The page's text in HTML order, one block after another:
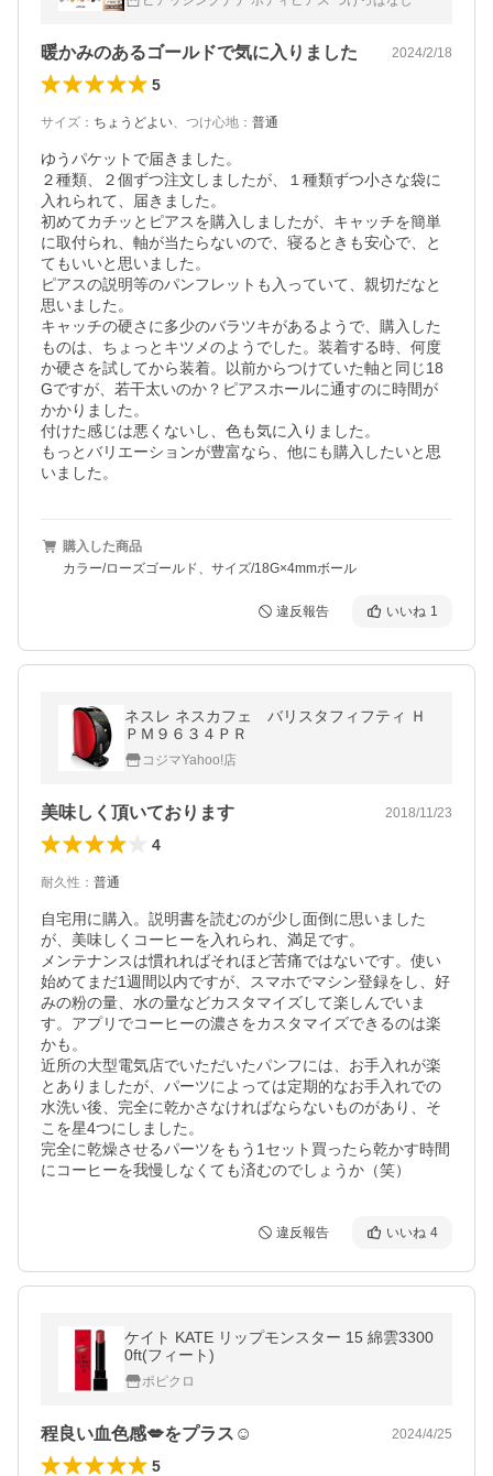
40代 50代 60代
暖かみのあるゴールドで気に入りました 2024/2/18
5
サイズ ： ちょうどよい、 つけ心地 ： 普通
ゆうパケットで届きました。
２種類、２個ずつ注文しましたが、１種類ずつ小さな袋に
入れられて、届きました。
初めてカチッとピアスを購入しましたが、キャッチを簡単
に取付られ、軸が当たらないので、寝るときも安心で、と
てもいいと思いました。
ピアスの説明等のパンフレットも入っていて、親切だなと
思いました。
キャッチの硬さに多少のバラツキがあるようで、購入した
ものは、ちょっとキツメのようでした。装着する時、何度
か硬さを試してから装着。以前からつけていた軸と同じ18
Gですが、若干太いのか？ピアスホールに通すのに時間が
かかりました。
付けた感じは悪くないし、色も気に入りました。
もっとバリエーションが豊富なら、他にも購入したいと思
いました。
購入した商品
カラー/ローズゴールド、サイズ/18G×4mmボール
違反報告 いいね 1
ネスレ ネスカフェ バリスタフィフティ Ｈ
ＰＭ９６３４ＰＲ
コジマYahoo!店
美味しく頂いております 2018/11/23
4
耐久性 ： 普通
自宅用に購入。説明書を読むのが少し面倒に思いました
が、美味しくコーヒーを入れられ、満足です。
メンテナンスは慣れればそれほど苦痛ではないです。使い
始めてまだ1週間以内ですが、スマホでマシン登録をし、好
みの粉の量、水の量などカスタマイズして楽しんでいま
す。アプリでコーヒーの濃さをカスタマイズできるのは楽
かも。
近所の大型電気店でいただいたパンフには、お手入れが楽
とありましたが、パーツによっては定期的なお手入れでの
水洗い後、完全に乾かさなければならないものがあり、そ
こを星4つにしました。
完全に乾燥させるパーツをもう1セット買ったら乾かす時間
にコーヒーを我慢しなくても済むのでしょうか（笑）
違反報告 いいね 4
ケイト KATE リップモンスター 15 綿雲3300
0ft(フィート)
ポピクロ
程良い血色感💋をプラス☺️ 2024/4/25
5